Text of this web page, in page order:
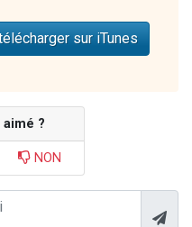
sur iTunes
?
NON